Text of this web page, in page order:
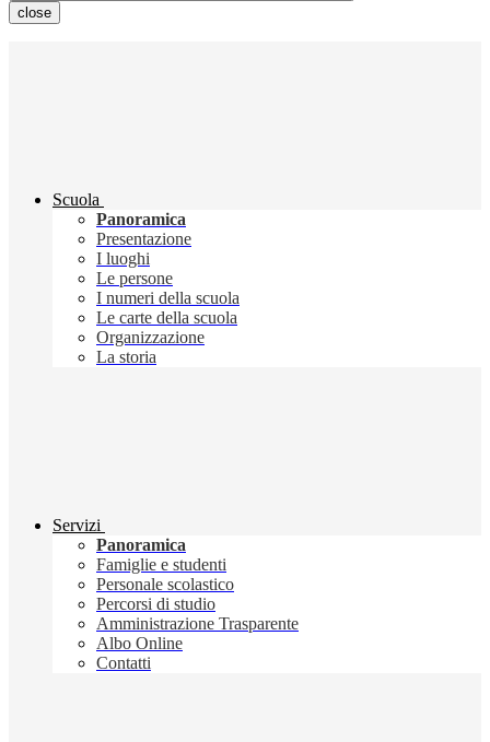
close
Scuola
Panoramica
Presentazione
I luoghi
Le persone
I numeri della scuola
Le carte della scuola
Organizzazione
La storia
Servizi
Panoramica
Famiglie e studenti
Personale scolastico
Percorsi di studio
Amministrazione Trasparente
Albo Online
Contatti